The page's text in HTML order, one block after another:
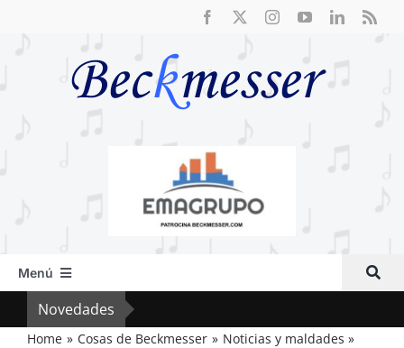
Menú
Inicio
Actual
Novedades
Home Cosas de Beckmesser
Noticias y maldades